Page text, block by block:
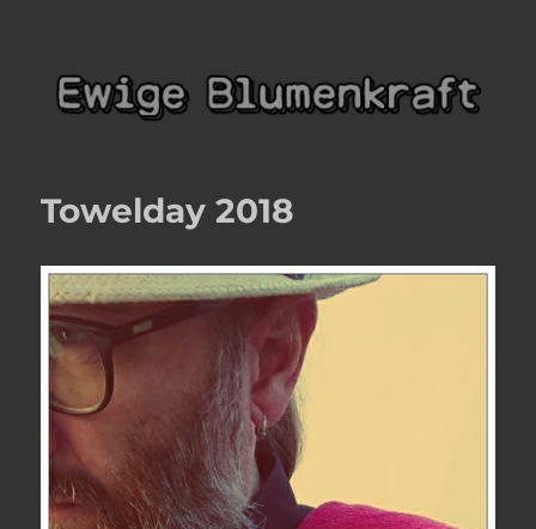
Ewige Blumenkraft
Towelday 2018